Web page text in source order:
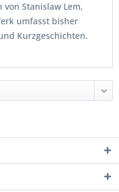
Stanislaw Lem,
umfasst bisher
Kurzgeschichten.